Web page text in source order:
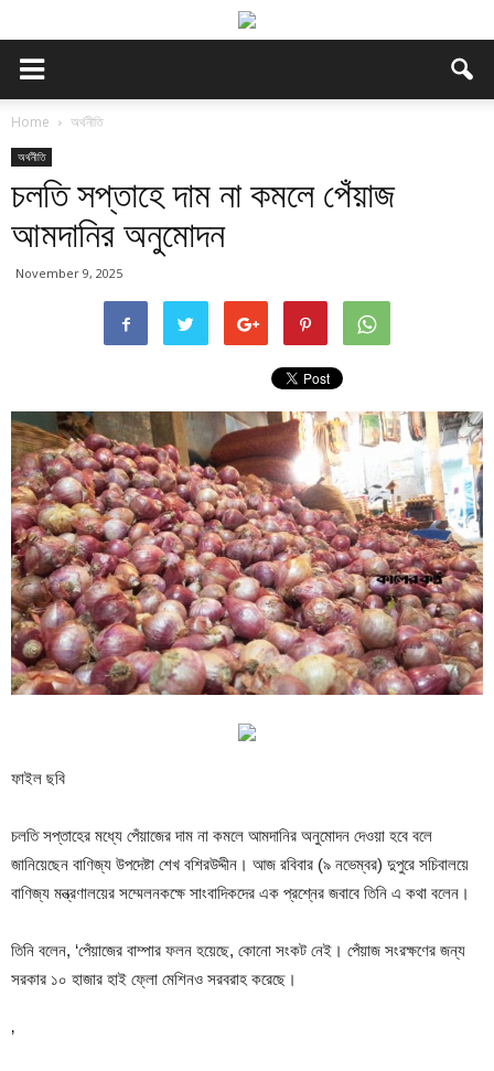
Home অর্থনীতি
অর্থনীতি
চলতি সপ্তাহে দাম না কমলে পেঁয়াজ
আমদানির অনুমোদন
November 9, 2025
ফাইল ছবি
চলতি সপ্তাহের মধ্যে পেঁয়াজের দাম না কমলে আমদানির অনুমোদন দেওয়া হবে বলে
জানিয়েছেন বাণিজ্য উপদেষ্টা শেখ বশিরউদ্দীন। আজ রবিবার (৯ নভেম্বর) দুপুরে সচিবালয়ে
বাণিজ্য মন্ত্রণালয়ের সম্মেলনকক্ষে সাংবাদিকদের এক প্রশ্নের জবাবে তিনি এ কথা বলেন।
তিনি বলেন, ‘পেঁয়াজের বাম্পার ফলন হয়েছে, কোনো সংকট নেই। পেঁয়াজ সংরক্ষণের জন্য
সরকার ১০ হাজার হাই ফ্লো মেশিনও সরবরাহ করেছে।
’